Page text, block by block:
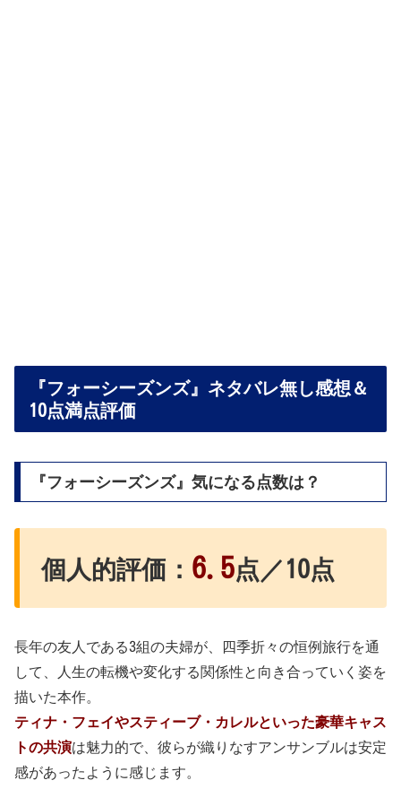
『フォーシーズンズ』ネタバレ無し感想＆
10点満点評価
『フォーシーズンズ』気になる点数は？
個人的評価： 6.5点／10点
長年の友人である3組の夫婦が、四季折々の恒例旅行を通
して、人生の転機や変化する関係性と向き合っていく姿を
描いた本作。
ティナ・フェイやスティーブ・カレルといった豪華キャス
トの共演は魅力的で、彼らが織りなすアンサンブルは安定
感があったように感じます。